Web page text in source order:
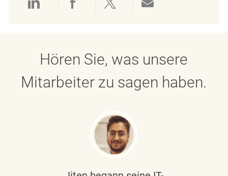
Über LinkedIn teilen
Über Facebook teilen
Über Twitter teilen
Hören Sie, was unsere
Mitarbeiter zu sagen haben.